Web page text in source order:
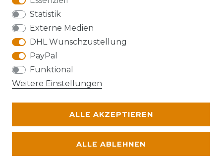
Statistik
Externe Medien
DHL Wunschzustellung
PayPal
Funktional
Weitere Einstellungen
ALLE AKZEPTIEREN
ALLE ABLEHNEN
Die Karte kann aufgrund ihrer
Datenschutzeinstellungen nicht angezeigt
werden. Bitte akzeptieren Sie die Verwendung
von Google Maps, um die Karte zu verwenden.
© Abraxas 2026 | Alle Rechte vorbehalten.